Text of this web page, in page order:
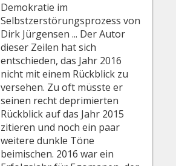
Demokratie im
Selbstzerstörungsprozess von
Dirk Jürgensen ... Der Autor
dieser Zeilen hat sich
entschieden, das Jahr 2016
nicht mit einem Rückblick zu
versehen. Zu oft müsste er
seinen recht deprimierten
Rückblick auf das Jahr 2015
zitieren und noch ein paar
weitere dunkle Töne
beimischen. 2016 war ein